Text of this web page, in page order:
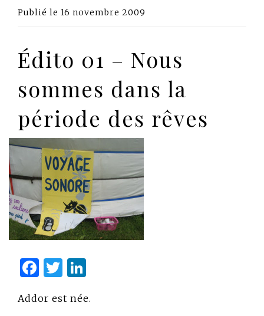
Publié le 16 novembre 2009
Édito 01 – Nous
sommes dans la
période des rêves
Facebook
Twitter
Addor est née.